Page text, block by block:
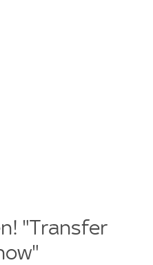
"Transfer